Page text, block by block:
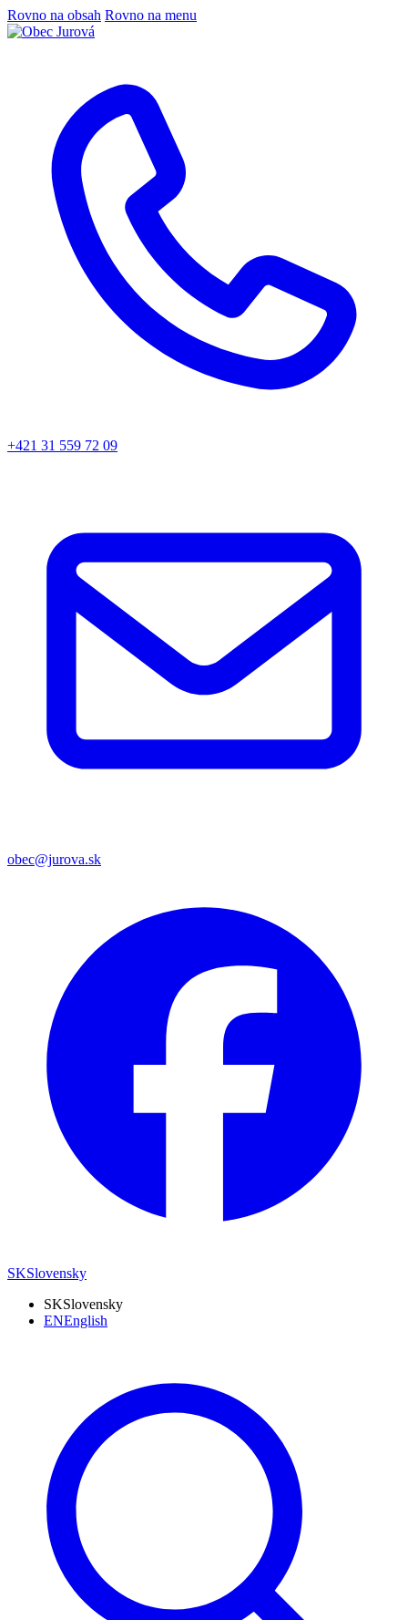
Rovno na obsah Rovno na menu
+421 31 559 72 09
obec@jurova.sk
SKSlovensky
SKSlovensky
ENEnglish